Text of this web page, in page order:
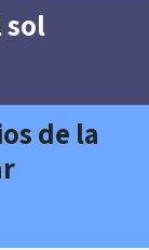
sol
de la